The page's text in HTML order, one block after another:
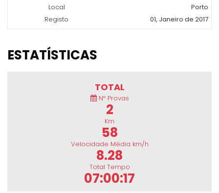
Local
Porto
Registo
01, Janeiro de 2017
ESTATÍSTICAS
TOTAL
Nº Provas
2
Km
58
Velocidade Média km/h
8.28
Total Tempo
07:00:17